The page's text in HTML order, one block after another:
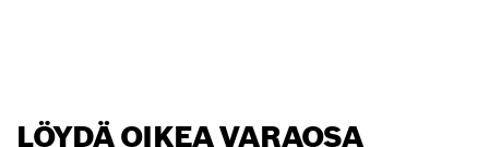
LÖYDÄ OIKEA VARAOSA